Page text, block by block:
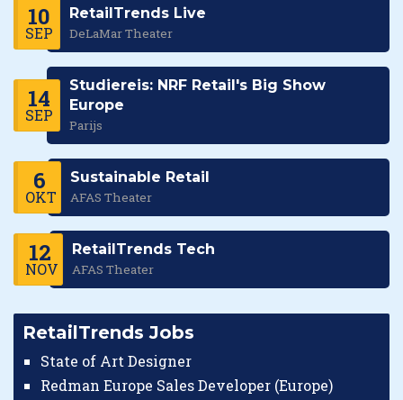
10
SEP
RetailTrends Live
DeLaMar Theater
14
SEP
Studiereis: NRF Retail's Big Show
Europe
Parijs
6
OKT
Sustainable Retail
AFAS Theater
12
NOV
RetailTrends Tech
AFAS Theater
RetailTrends Jobs
State of Art Designer
Redman Europe Sales Developer (Europe)